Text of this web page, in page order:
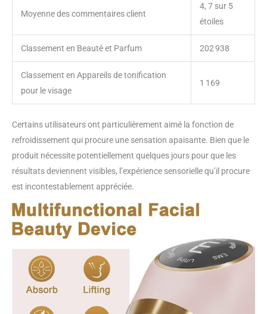
Moyenne des commentaires client
4, 7 sur 5
étoiles
Classement en Beauté et Parfum 202 938
Classement en Appareils de tonification
pour le visage
1 169
Certains utilisateurs ont particulièrement aimé la fonction de
refroidissement qui procure une sensation apaisante. Bien que le
produit nécessite potentiellement quelques jours pour que les
résultats deviennent visibles, l’expérience sensorielle qu’il procure
est incontestablement appréciée.